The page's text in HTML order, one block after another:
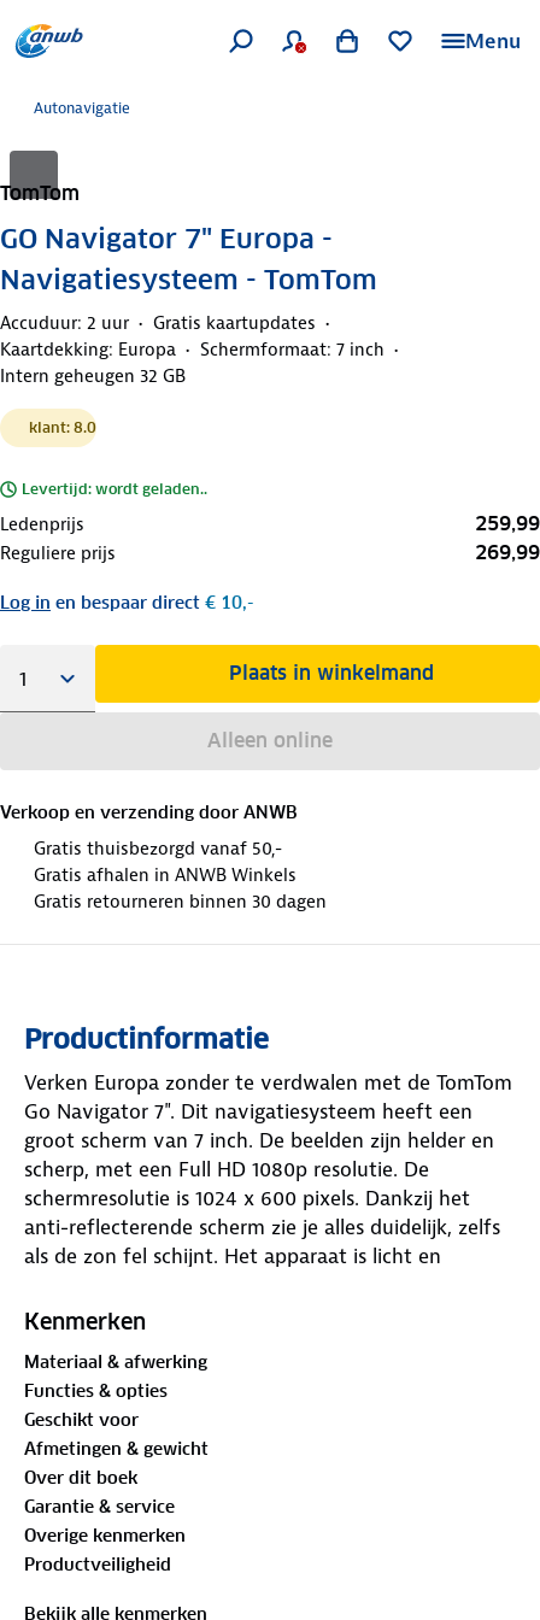
Menu
Autonavigatie
TomTom
GO Navigator 7" Europa -
Navigatiesysteem - TomTom
Accuduur: 2 uur
Gratis kaartupdates
Kaartdekking: Europa
Schermformaat: 7 inch
Intern geheugen 32 GB
klant: 8.0
Levertijd: wordt geladen..
Ledenprijs 259,99
Reguliere prijs 269,99
Log in en bespaar direct € 10,-
Plaats in winkelmand
Alleen online
Verkoop en verzending door ANWB
Gratis thuisbezorgd vanaf 50,-
Gratis afhalen in ANWB Winkels
Gratis retourneren binnen 30 dagen
Productinformatie
Verken Europa zonder te verdwalen met de TomTom
Go Navigator 7". Dit navigatiesysteem heeft een
groot scherm van 7 inch. De beelden zijn helder en
scherp, met een Full HD 1080p resolutie. De
schermresolutie is 1024 x 600 pixels. Dankzij het
anti-reflecterende scherm zie je alles duidelijk, zelfs
als de zon fel schijnt. Het apparaat is licht en
is gemaakt van stevig kunststof.
Dit systeem bevat kaarten van 47 Europese landen.
Je kunt gratis kaartupdates downloaden via wifi. Zo
heb je altijd de nieuwste informatie. Met het
abonnement op TomTom Traffic krijg je actuele
verkeersinformatie. Je wordt gewaarschuwd voor
wegversperringen, files en zelfs flitsers. Selecteer
snel en gemakkelijk alternatieve routes om
bijvoorbeeld files te voorkomen. Let op: dit gaat via
je smartphone, dus daar kunnen extra datakosten
Kenmerken
Materiaal & afwerking
Functies & opties
Geschikt voor
Afmetingen & gewicht
Over dit boek
Garantie & service
Overige kenmerken
Productveiligheid
Bekijk alle kenmerken